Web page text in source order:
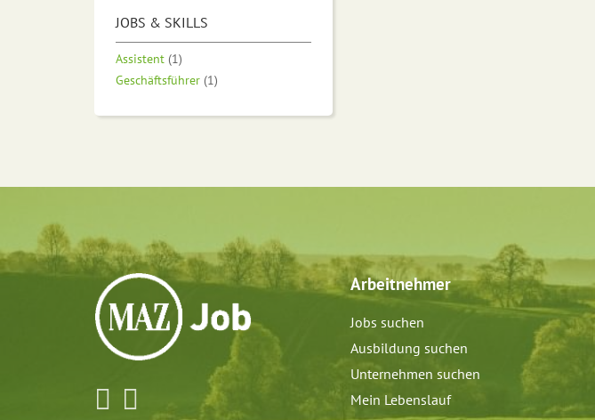
JOBS & SKILLS
Assistent (1)
Geschäftsführer (1)
Arbeitnehmer
Jobs suchen
Ausbildung suchen
Unternehmen suchen
Mein Lebenslauf